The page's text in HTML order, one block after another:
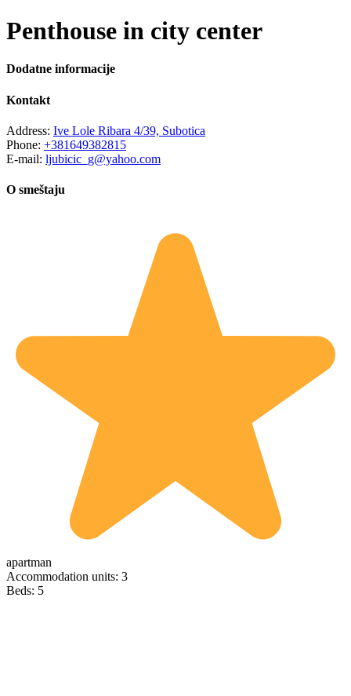
Penthouse in city center
Dodatne informacije
Kontakt
Address: Ive Lole Ribara 4/39, Subotica
Phone: +381649382815
E-mail: ljubicic_g@yahoo.com
O smeštaju
apartman
Accommodation units: 3
Beds: 5